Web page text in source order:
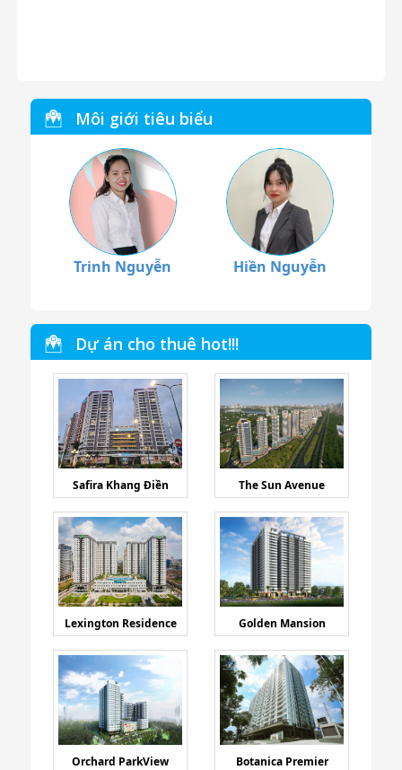
Môi giới tiêu biểu
Trinh Nguyễn Hiền Nguyễn
Dự án cho thuê hot!!!
Safira Khang Điền The Sun Avenue
Lexington Residence Golden Mansion
Orchard ParkView Botanica Premier